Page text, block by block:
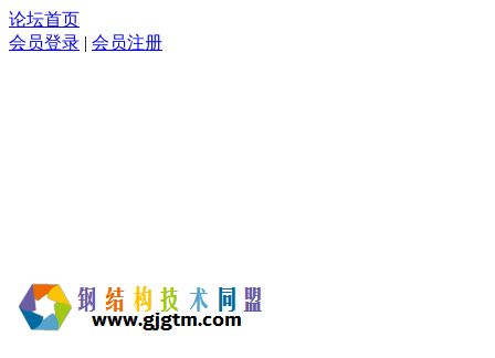
论坛首页
会员登录 | 会员注册